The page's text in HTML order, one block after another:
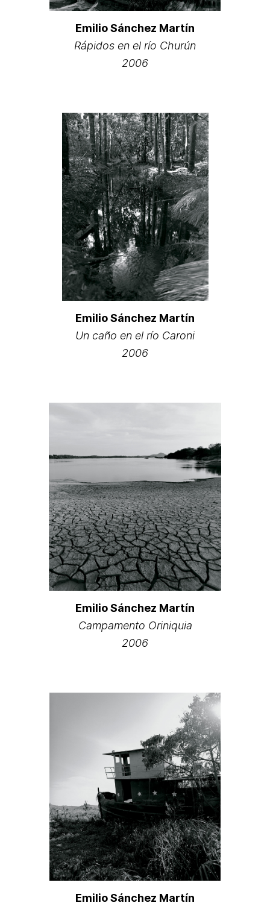
Emilio Sánchez Martín
Rápidos en el río Churún
2006
Emilio Sánchez Martín
Un caño en el río Caroni
2006
Emilio Sánchez Martín
Campamento Oriniquia
2006
Emilio Sánchez Martín